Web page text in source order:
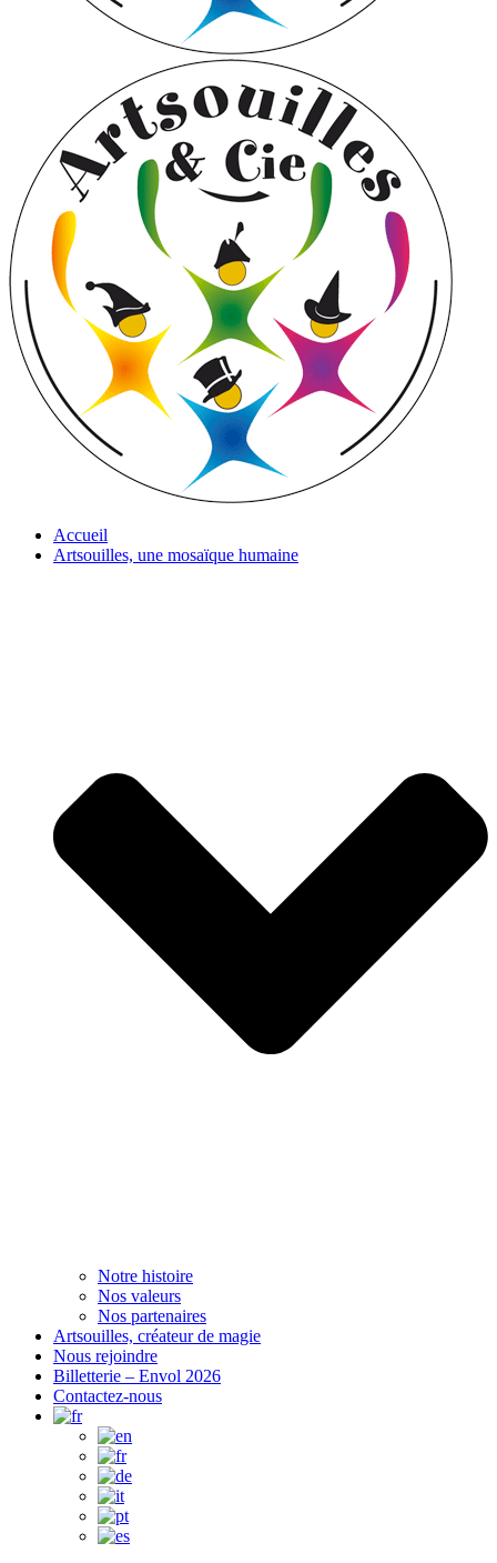
Accueil
Artsouilles, une mosaïque humaine
Notre histoire
Nos valeurs
Nos partenaires
Artsouilles, créateur de magie
Nous rejoindre
Billetterie – Envol 2026
Contactez-nous